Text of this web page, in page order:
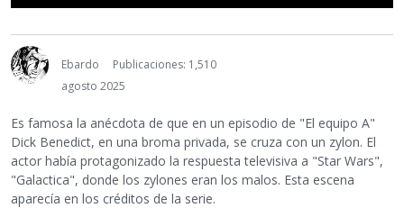
Ebardo
Publicaciones: 1,510
agosto 2025
Es famosa la anécdota de que en un episodio de "El equipo A"
Dick Benedict, en una broma privada, se cruza con un zylon. El
actor había protagonizado la respuesta televisiva a "Star Wars",
"Galactica", donde los zylones eran los malos. Esta escena
aparecía en los créditos de la serie.